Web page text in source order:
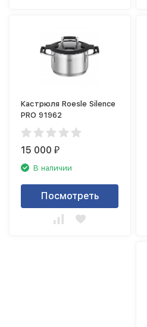
Кастрюля Roesle Silence
PRO 91962
15 000₽
В наличии
Посмотреть